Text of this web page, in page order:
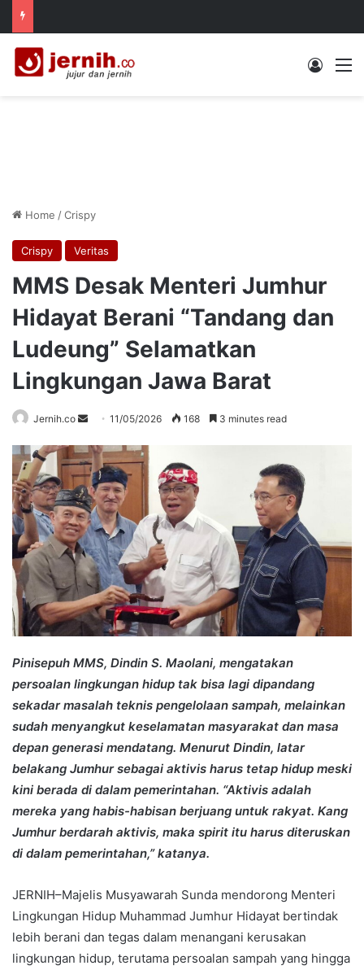
Log In
Home /Crispy
Crispy Veritas
MMS Desak Menteri Jumhur
Hidayat Berani “Tandang dan
Ludeung” Selamatkan
Lingkungan Jawa Barat
Jernih.co
Send
email
11/05/2026 168 3 minutes read
Pinisepuh MMS, Dindin S. Maolani, mengatakan
persoalan lingkungan hidup tak bisa lagi dipandang
sekadar masalah teknis pengelolaan sampah, melainkan
sudah menyangkut keselamatan masyarakat dan masa
depan generasi mendatang. Menurut Dindin, latar
belakang Jumhur sebagai aktivis harus tetap hidup meski
kini berada di dalam pemerintahan. “Aktivis adalah
mereka yang habis-habisan berjuang untuk rakyat. Kang
Jumhur berdarah aktivis, maka spirit itu harus diteruskan
di dalam pemerintahan,” katanya.
JERNIH–Majelis Musyawarah Sunda mendorong Menteri
Lingkungan Hidup Muhammad Jumhur Hidayat bertindak
lebih berani dan tegas dalam menangani kerusakan
lingkungan hidup, terutama persoalan sampah yang hingga